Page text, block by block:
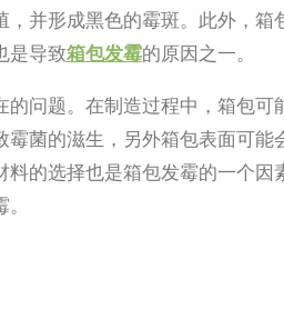
并形成黑色的霉斑。此外，
是导致箱包发霉的原因之一。
问题。在制造过程中，箱包
菌的滋生，另外箱包表面可
的选择也是箱包发霉的一个